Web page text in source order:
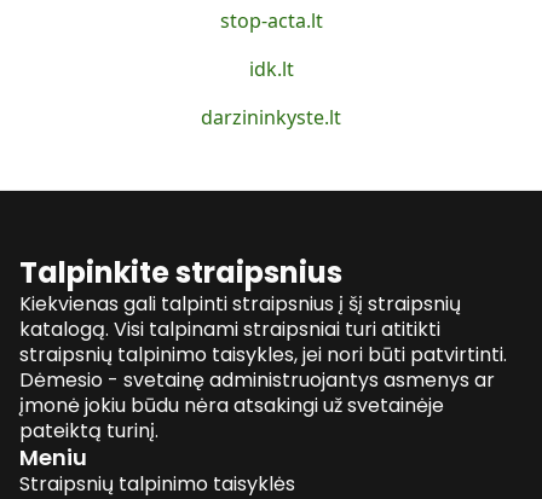
stop-acta.lt
idk.lt
darzininkyste.lt
Talpinkite straipsnius
Kiekvienas gali talpinti straipsnius į šį straipsnių
katalogą. Visi talpinami straipsniai turi atitikti
straipsnių talpinimo taisykles, jei nori būti patvirtinti.
Dėmesio - svetainę administruojantys asmenys ar
įmonė jokiu būdu nėra atsakingi už svetainėje
pateiktą turinį.
Meniu
Straipsnių talpinimo taisyklės